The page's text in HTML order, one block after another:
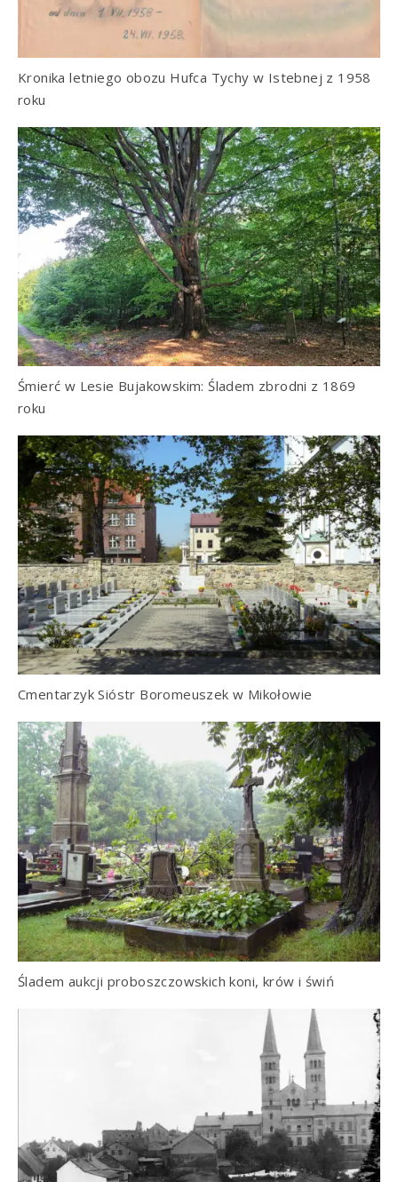
Kronika letniego obozu Hufca Tychy w Istebnej z 1958
roku
Śmierć w Lesie Bujakowskim: Śladem zbrodni z 1869
roku
Cmentarzyk Sióstr Boromeuszek w Mikołowie
Śladem aukcji proboszczowskich koni, krów i świń